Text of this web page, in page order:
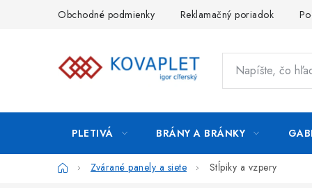
Obchodné podmienky Reklamačný poriadok
PLETIVÁ BRÁNY A BRÁNKY
DomovZvárané panely a siete Stĺpiky a vzpery